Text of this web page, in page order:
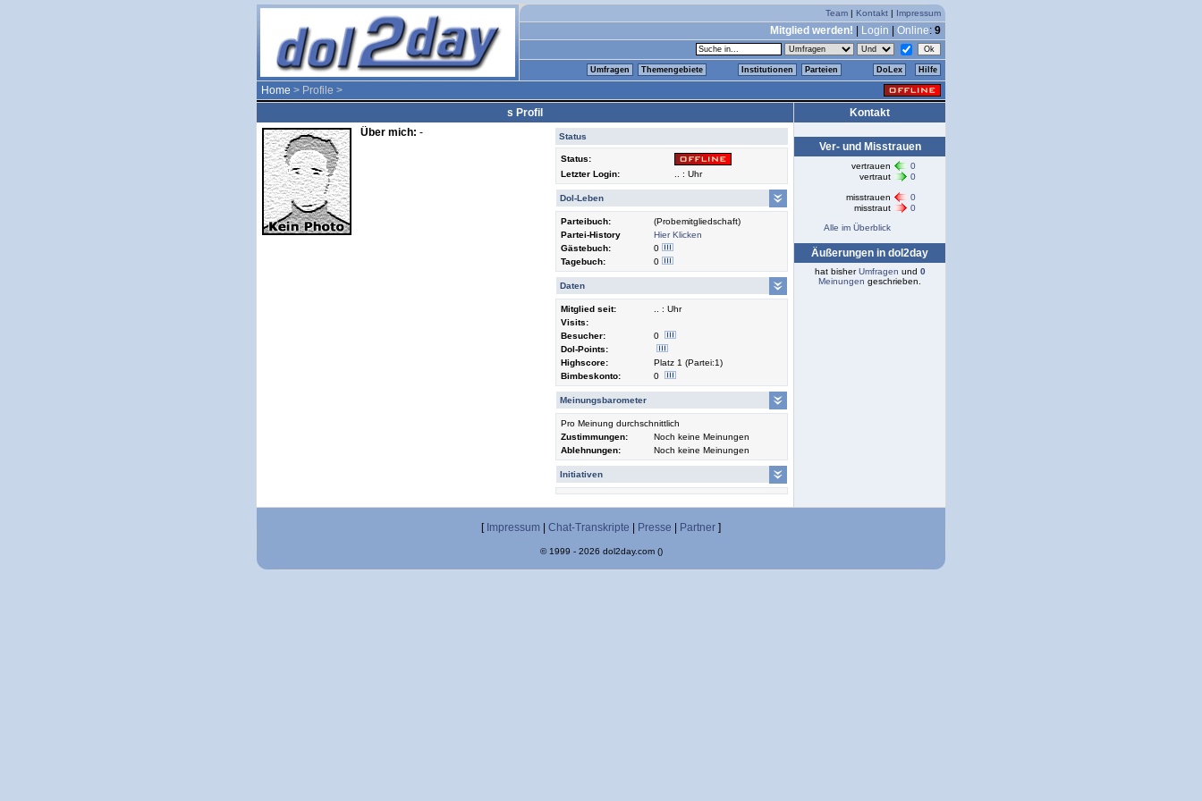
Team | Kontakt | Impressum
Mitglied werden! Login Online: 9
Umfragen Themengebiete Institutionen Parteien DoLex Hilfe
Home > Profile >
s Profil
Status
Status:
Letzter Login:
.. : Uhr
Dol-Leben
Parteibuch:
(Probemitgliedschaft)
Partei-History
Hier Klicken
Gästebuch:
0
Tagebuch:
0
Daten
Mitglied seit:
.. : Uhr
Visits:
Besucher:
0
Dol-Points:
Highscore:
Platz 1 (Partei:1)
Bimbeskonto:
0
Meinungsbarometer
Pro Meinung durchschnittlich
Zustimmungen:
Noch keine Meinungen
Ablehnungen:
Noch keine Meinungen
Initiativen
Über mich: -
Kontakt
Ver- und Misstrauen
vertrauen
0
vertraut
0
misstrauen
0
misstraut
0
Alle im Überblick
Äußerungen in dol2day
hat bisherUmfragen und 0
Meinungen geschrieben.
[ Impressum Chat-Transkripte Presse Partner ]
© 1999 - 2026 dol2day.com ()